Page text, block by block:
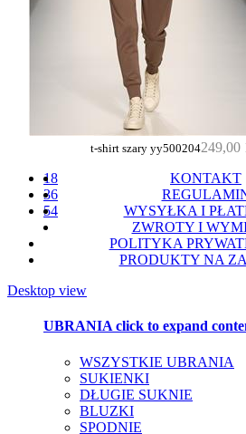
t-shirt szary yy500204249,00
18
36
54
KONTAKT
WYSYŁKA I
ZWROTY I
POLITYKA
PRODUKTY NA
Desktop view
UBRANIA click to expand
WSZYSTKIE UBRANIA
SUKIENKI
DŁUGIE SUKNIE
BLUZKI
SPODNIE